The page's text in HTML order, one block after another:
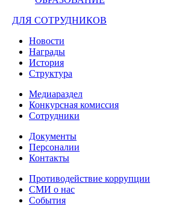
ДЛЯ СОТРУДНИКОВ
Новости
Награды
История
Структура
Медиараздел
Конкурсная комиссия
Сотрудники
Документы
Персоналии
Контакты
Противодействие коррупции
СМИ о нас
События